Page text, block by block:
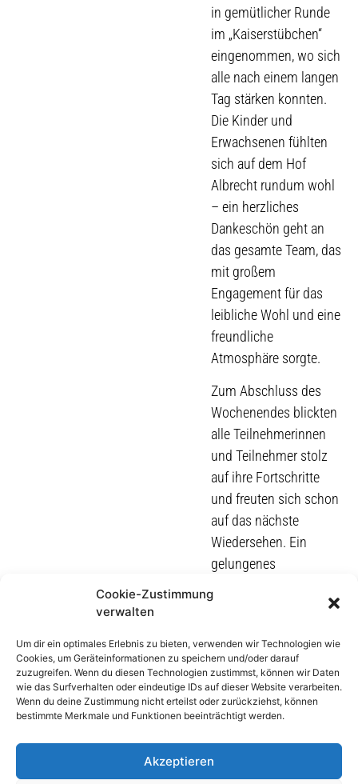
Cookie-Zustimmung
verwalten
Um dir ein optimales Erlebnis zu bieten, verwenden wir Technologien wie
Cookies, um Geräteinformationen zu speichern und/oder darauf
zuzugreifen. Wenn du diesen Technologien zustimmst, können wir Daten
wie das Surfverhalten oder eindeutige IDs auf dieser Website verarbeiten.
Wenn du deine Zustimmung nicht erteilst oder zurückziehst, können
bestimmte Merkmale und Funktionen beeinträchtigt werden.
Akzeptieren
in gemütlicher Runde
im „Kaiserstübchen“
eingenommen, wo sich
alle nach einem langen
Tag stärken konnten.
Die Kinder und
Erwachsenen fühlten
sich auf dem Hof
Albrecht rundum wohl
– ein herzliches
Dankeschön geht an
das gesamte Team, das
mit großem
Engagement für das
leibliche Wohl und eine
freundliche
Atmosphäre sorgte.
Zum Abschluss des
Wochenendes blickten
alle Teilnehmerinnen
und Teilnehmer stolz
auf ihre Fortschritte
und freuten sich schon
auf das nächste
Wiedersehen. Ein
gelungenes
Bewegung, Freude und
zeigt sich der Hof
Albrecht von seiner
besten Seite.